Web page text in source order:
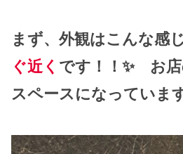
まず、外観はこんな感
ぐ近く です！！✨ お
スペースになっています